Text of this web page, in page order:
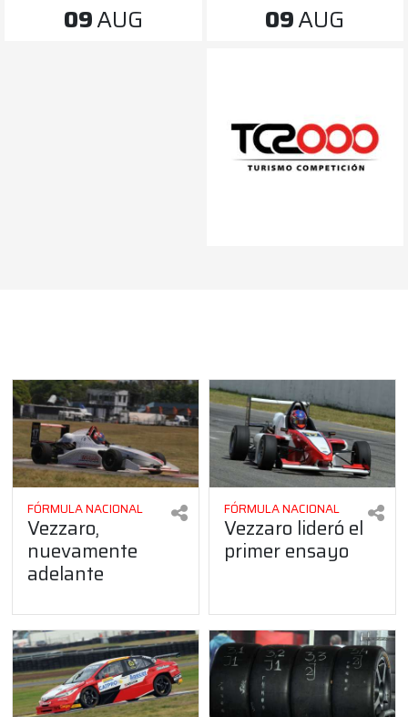
09AUG 09AUG
FÓRMULA NACIONAL
Vezzaro,
nuevamente
adelante
FÓRMULA NACIONAL
Vezzaro lideró el
primer ensayo